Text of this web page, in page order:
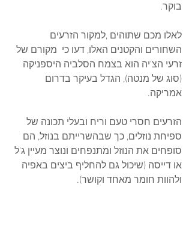
בוקר.
לאלו מכם שתוהים ,למקור הזרעים
השחורים והקטנים האלו, דעו כי  מקורם של
זרעי הצ'יה הוא בצמח הסלביה היספניקה
(סוג של מנטה), הגדל בעיקר בדרום
אמריקה.
הזרעים חסרי טעם וריח ובעלי תכונה של
ספיחת נוזלים, כך שבהשרייתם בנוזל, הם
סופחים את הנוזל ומתנפחים ונוצר מעיין ג'ל
או דייסה (שיכול גם להחליף ביצים באפיה
ולהוות חומר מאחד וקושר).